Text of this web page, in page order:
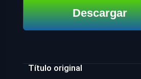
Descargar
Título original